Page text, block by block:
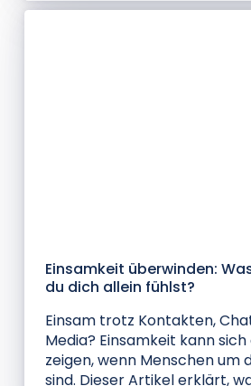
Einsamkeit überwinden:
du dich allein fühlst?
Einsam trotz Kontakten,
Media? Einsamkeit kann
zeigen, wenn Menschen um
sind. Dieser Artikel erklärt,